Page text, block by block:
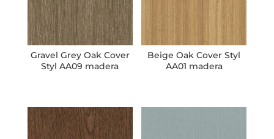
Gravel Grey Oak Cover
Styl AA09 madera
Beige Oak Cover Styl
AA01 madera